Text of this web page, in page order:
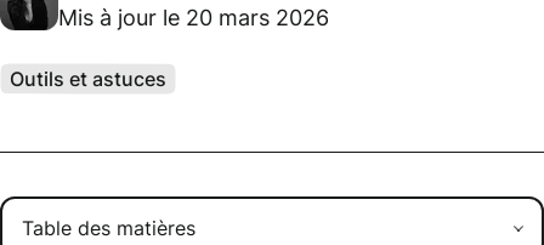
Mis à jour le 20 mars 2026
Outils et astuces